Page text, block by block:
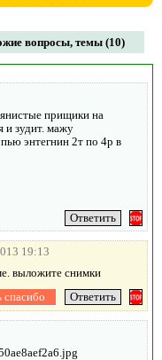
вопросы, темы (10)
прищики на
и зудит. мажу
энтегнин 2т по 4р в
19:13
выложите снимки